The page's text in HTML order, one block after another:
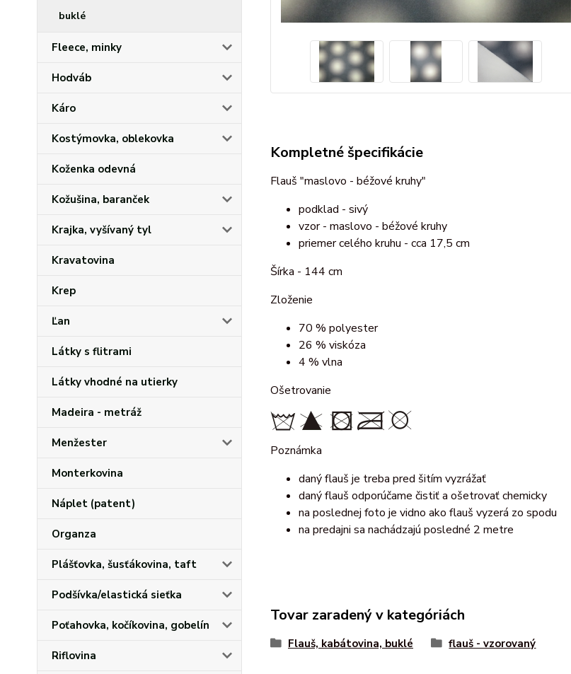
buklé
Fleece, minky
Hodváb
Káro
Kostýmovka, oblekovka
Koženka odevná
Kožušina, baranček
Krajka, vyšívaný tyl
Kravatovina
Krep
Ľan
Látky s flitrami
Látky vhodné na utierky
Madeira - metráž
Menžester
Monterkovina
Náplet (patent)
Organza
Plášťovka, šusťákovina, taft
Podšívka/elastická sieťka
Poťahovka, kočíkovina, gobelín
Riflovina
Kompletné špecifikácie
Flauš "maslovo - béžové kruhy"
podklad - sivý
vzor - maslovo - béžové kruhy
priemer celého kruhu - cca 17,5 cm
Šírka - 144 cm
Zloženie
70 % polyester
26 % viskóza
4 % vlna
Ošetrovanie
Poznámka
daný flauš je treba pred šitím vyzrážať
daný flauš odporúčame čistiť a ošetrovať chemicky
na poslednej foto je vidno ako flauš vyzerá zo spodu
na predajni sa nachádzajú posledné 2 metre
Tovar zaradený v kategóriách
Flauš, kabátovina, buklé flauš - vzorovaný